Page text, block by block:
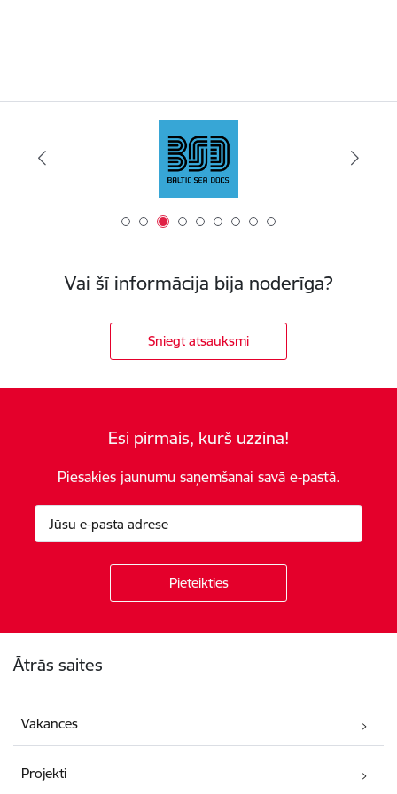
Vai šī informācija bija noderīga?
Sniegt atsauksmi
Esi pirmais, kurš uzzina!
Piesakies jaunumu saņemšanai savā e-pastā.
Ātrās saites
Vakances
Projekti